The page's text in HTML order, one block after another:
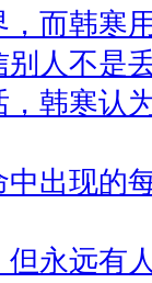
而韩寒
人不是
韩寒认
出现的
永远有